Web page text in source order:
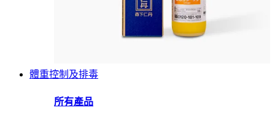
體重控制及排毒
所有產品